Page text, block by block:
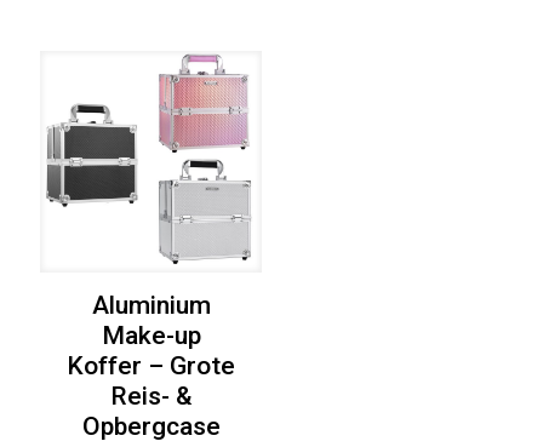
Aluminium
Make-up
Koffer – Grote
Reis- &
Opbergcase